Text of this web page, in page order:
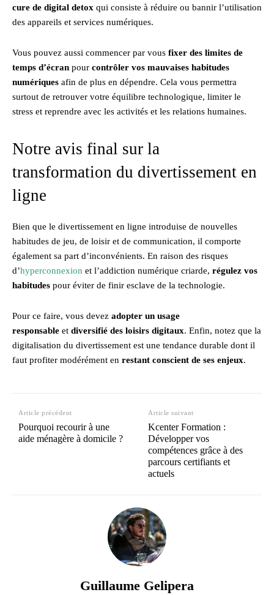
cure de digital detox qui consiste à réduire ou bannir l’utilisation
des appareils et services numériques.
Vous pouvez aussi commencer par vous fixer des limites de
temps d’écran pour contrôler vos mauvaises habitudes
numériques afin de plus en dépendre. Cela vous permettra
surtout de retrouver votre équilibre technologique, limiter le
stress et reprendre avec les activités et les relations humaines.
Notre avis final sur la
transformation du divertissement en
ligne
Bien que le divertissement en ligne introduise de nouvelles
habitudes de jeu, de loisir et de communication, il comporte
également sa part d’inconvénients. En raison des risques
d’hyperconnexion et l’addiction numérique criarde, régulez vos
habitudes pour éviter de finir esclave de la technologie.
Pour ce faire, vous devez adopter un usage
responsable et diversifié des loisirs digitaux. Enfin, notez que la
digitalisation du divertissement est une tendance durable dont il
faut profiter modérément en restant conscient de ses enjeux.
Article précédent
Pourquoi recourir à une
aide ménagère à domicile ?
Article suivant
Kcenter Formation :
Développer vos
compétences grâce à des
parcours certifiants et
actuels
Guillaume Gelipera